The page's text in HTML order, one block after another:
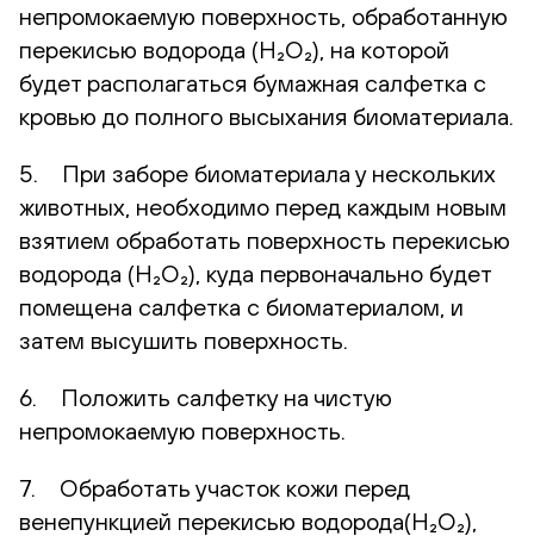
непромокаемую поверхность, обработанную
перекисью водорода (H₂O₂), на которой
будет располагаться бумажная салфетка с
кровью до полного высыхания биоматериала.
5. При заборе биоматериала у нескольких
животных, необходимо перед каждым новым
взятием обработать поверхность перекисью
водорода (H₂O₂), куда первоначально будет
помещена салфетка с биоматериалом, и
затем высушить поверхность.
6. Положить салфетку на чистую
непромокаемую поверхность.
7. Обработать участок кожи перед
венепункцией перекисью водорода(H₂O₂),